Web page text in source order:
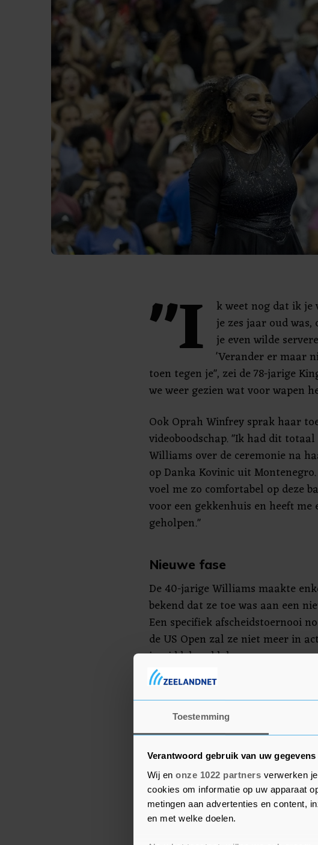
Toestemming
Verantwoord gebruik van uw gegevens
Wij en onze 1022 partners verwerken
cookies om informatie op uw apparaat
metingen aan advertenties en content,
en met welke doelen.
"I
k weet nog dat ik
je zes jaar oud
je even wilde
'Verander er maar
toen tegen je", zei de 78-jarige
we weer gezien wat voor wapen
Ook Oprah Winfrey sprak haar
videoboodschap. "Ik had dit
Williams over de ceremonie na
op Danka Kovinic uit
voel me zo comfortabel op deze
voor een gekkenhuis en heeft me
geholpen."
Nieuwe fase
De 40-jarige Williams maakte
bekend dat ze toe was aan een
Een specifiek afscheidstoernooi
de US Open zal ze niet meer in
inmiddels gebleken.
"Het was een heel moeilijke
als je ergens zoveel van houdt.
andere hoofdstukken in het
Ik kijk er naar uit dat ik na het
rennen naar de tennisbaan. En ik
voor mijn dochter", zei Williams,
jaar oude dochtertje knuffelde.